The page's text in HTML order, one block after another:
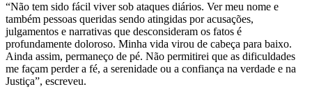
“Não tem sido fácil viver sob ataques diários. Ver meu nome e
também pessoas queridas sendo atingidas por acusações,
julgamentos e narrativas que desconsideram os fatos é
profundamente doloroso. Minha vida virou de cabeça para baixo.
Ainda assim, permaneço de pé. Não permitirei que as dificuldades
me façam perder a fé, a serenidade ou a confiança na verdade e na
Justiça”, escreveu.